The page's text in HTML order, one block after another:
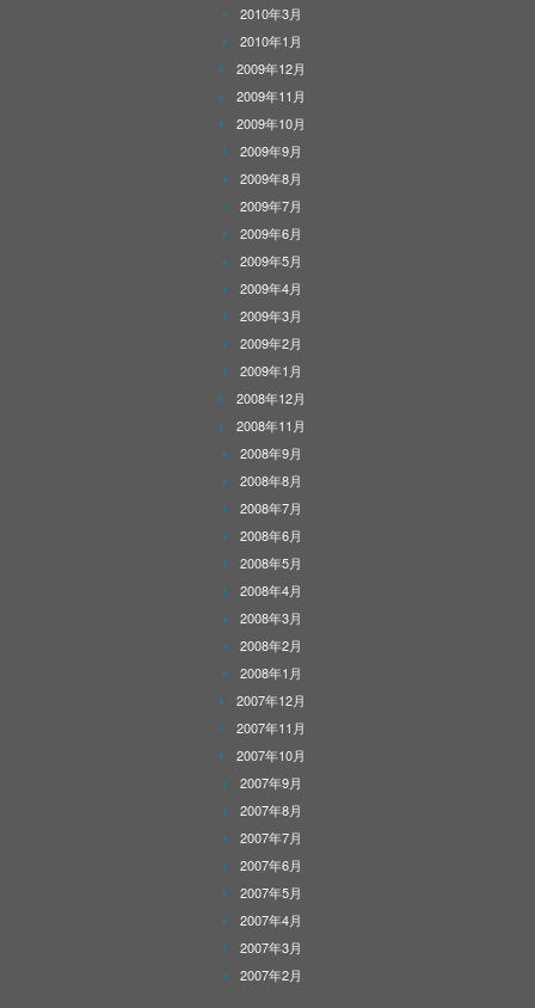
2010年3月
2010年1月
2009年12月
2009年11月
2009年10月
2009年9月
2009年8月
2009年7月
2009年6月
2009年5月
2009年4月
2009年3月
2009年2月
2009年1月
2008年12月
2008年11月
2008年9月
2008年8月
2008年7月
2008年6月
2008年5月
2008年4月
2008年3月
2008年2月
2008年1月
2007年12月
2007年11月
2007年10月
2007年9月
2007年8月
2007年7月
2007年6月
2007年5月
2007年4月
2007年3月
2007年2月